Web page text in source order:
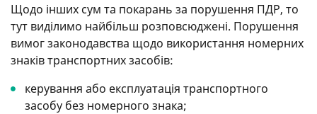
Щодо інших сум та покарань за порушення ПДР, то
тут виділимо найбільш розповсюджені. Порушення
вимог законодавства щодо використання номерних
знаків транспортних засобів:
керування або експлуатація транспортного
засобу без номерного знака;